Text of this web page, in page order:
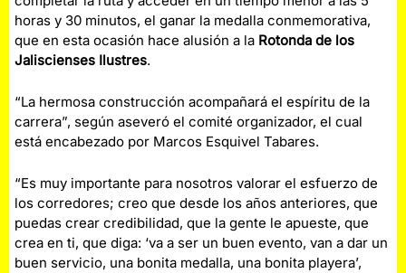
horas y 30 minutos, el ganar la medalla conmemorativa,
que en esta ocasión hace alusión a la Rotonda de los
Jaliscienses Ilustres.
“La hermosa construcción acompañará el espíritu de la
carrera”, según aseveró el comité organizador, el cual
está encabezado por Marcos Esquivel Tabares.
“Es muy importante para nosotros valorar el esfuerzo de
los corredores; creo que desde los años anteriores, que
puedas crear credibilidad, que la gente le apueste, que
crea en ti, que diga: ‘va a ser un buen evento, van a dar un
buen servicio, una bonita medalla, una bonita playera’,